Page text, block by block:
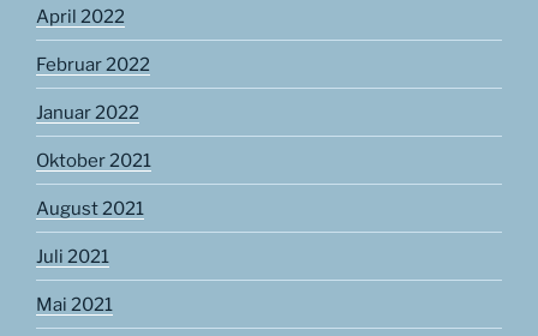
April 2022
Februar 2022
Januar 2022
Oktober 2021
August 2021
Juli 2021
Mai 2021